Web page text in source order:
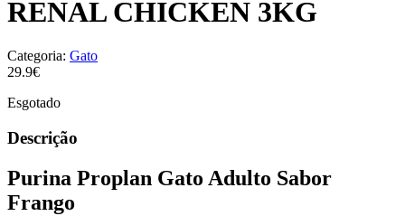
RENAL CHICKEN 3KG
Categoria: Gato
29.9€
Esgotado
Descrição
Purina Proplan Gato Adulto Sabor
Frango